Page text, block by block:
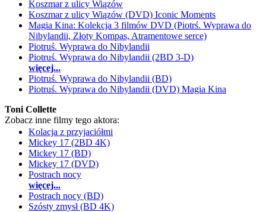
Koszmar z ulicy Wiązów
Koszmar z ulicy Wiązów (DVD) Iconic Moments
Magia Kina: Kolekcja 3 filmów DVD (Piotrś. Wyprawa do
Nibylandii, Złoty Kompas, Atramentowe serce)
Piotruś. Wyprawa do Nibylandii
Piotruś. Wyprawa do Nibylandii (2BD 3-D)
więcej...
Piotruś. Wyprawa do Nibylandii (BD)
Piotruś. Wyprawa do Nibylandii (DVD) Magia Kina
Toni Collette
Zobacz inne filmy tego aktora:
Kolacja z przyjaciółmi
Mickey 17 (2BD 4K)
Mickey 17 (BD)
Mickey 17 (DVD)
Postrach nocy
więcej...
Postrach nocy (BD)
Szósty zmysł (BD 4K)